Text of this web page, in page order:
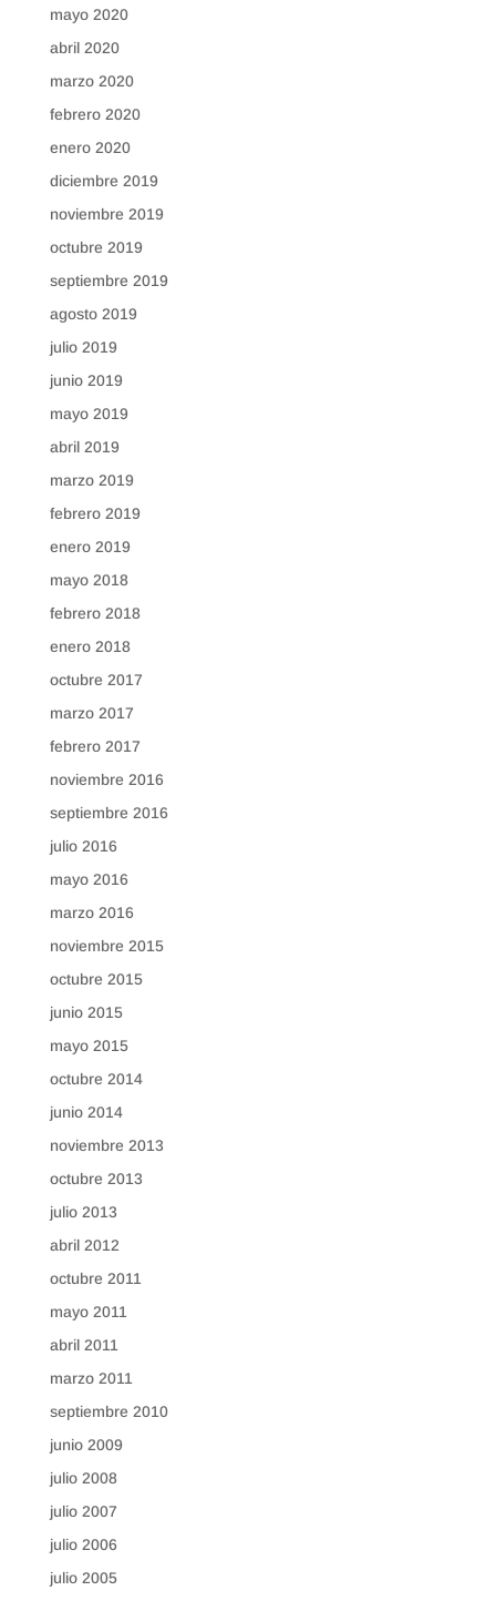
mayo 2020
abril 2020
marzo 2020
febrero 2020
enero 2020
diciembre 2019
noviembre 2019
octubre 2019
septiembre 2019
agosto 2019
julio 2019
junio 2019
mayo 2019
abril 2019
marzo 2019
febrero 2019
enero 2019
mayo 2018
febrero 2018
enero 2018
octubre 2017
marzo 2017
febrero 2017
noviembre 2016
septiembre 2016
julio 2016
mayo 2016
marzo 2016
noviembre 2015
octubre 2015
junio 2015
mayo 2015
octubre 2014
junio 2014
noviembre 2013
octubre 2013
julio 2013
abril 2012
octubre 2011
mayo 2011
abril 2011
marzo 2011
septiembre 2010
junio 2009
julio 2008
julio 2007
julio 2006
julio 2005